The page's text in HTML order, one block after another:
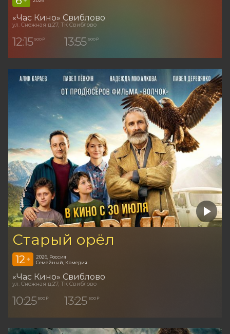
«Час Кино» Свиблово
ул. Снежная д.27, ТК Свиблово
12:15 500 ₽ 13:55 500 ₽
Старый орёл
12 +
2026, Россия
Семейный, Комедия
«Час Кино» Свиблово
ул. Снежная д.27, ТК Свиблово
10:25 500 ₽ 13:25 500 ₽